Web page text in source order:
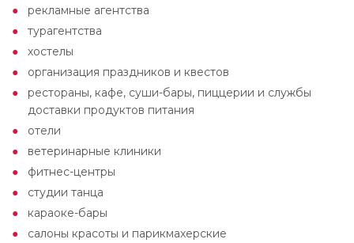
рекламные агентства
турагентства
хостелы
организация праздников и квестов
рестораны, кафе, суши-бары, пиццерии и службы
доставки продуктов питания
отели
ветеринарные клиники
фитнес-центры
студии танца
караоке-бары
салоны красоты и парикмахерские